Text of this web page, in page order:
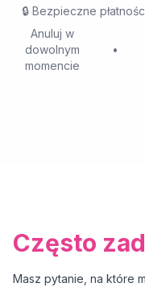
🔒 Bezpieczne
Anuluj w
dowolnym
momencie
•
Często
Masz pytanie, na które